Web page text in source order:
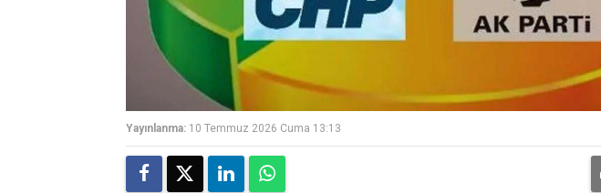
Yayınlanma: 10 Temmuz 2026 Cuma 13:13